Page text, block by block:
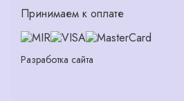
Принимаем к оплате
Разработка сайта